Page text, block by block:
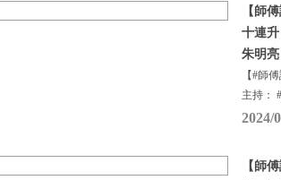
【師
十連
朱明亮
【#師
主持：
2024/
【師